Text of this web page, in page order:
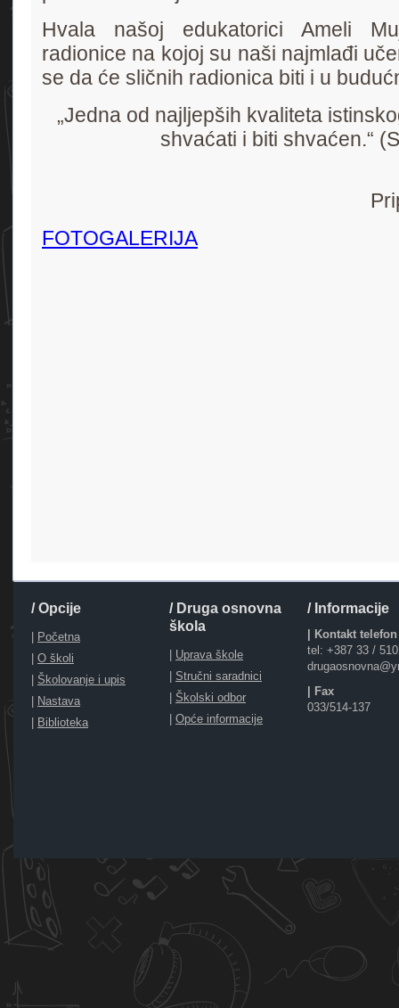
Hvala našoj edukatorici Ameli
radionice na kojoj su naši najmlađi
se da će sličnih radionica biti i u
„Jedna od najljepših kvaliteta
shvaćati i biti shvaćen.“
Pripremila:
FOTOGALERIJA
/ Opcije
| Početna
| O školi
| Školovanje i upis
| Nastava
| Biblioteka
/ Druga osnovna
škola
| Uprava škole
| Stručni saradnici
| Školski odbor
| Opće informacije
/ Informacije
| Kontakt telefon
tel: +387 33 /
| Fax
033/514-137